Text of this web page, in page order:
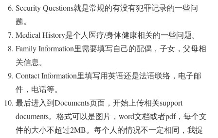
Security Questions就是常规的有没有犯罪记录的一些问
题。
Medical History是个人医疗/身体健康相关的一些问题。
Family Information里需要填写自己的配偶，子女，父母相
关信息。
Contact Information里填写用英语还是法语联络，电子邮
件，电话等。
最后进入到Documents页面，开始上传相关support
documents。格式可以是图片，word文档或者pdf，每个文
件的大小不超过2MB。每个人的情况不一定相同，我提